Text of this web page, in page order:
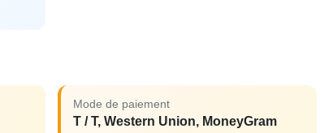
Mode de paiement
T / T, Western Union, MoneyGram